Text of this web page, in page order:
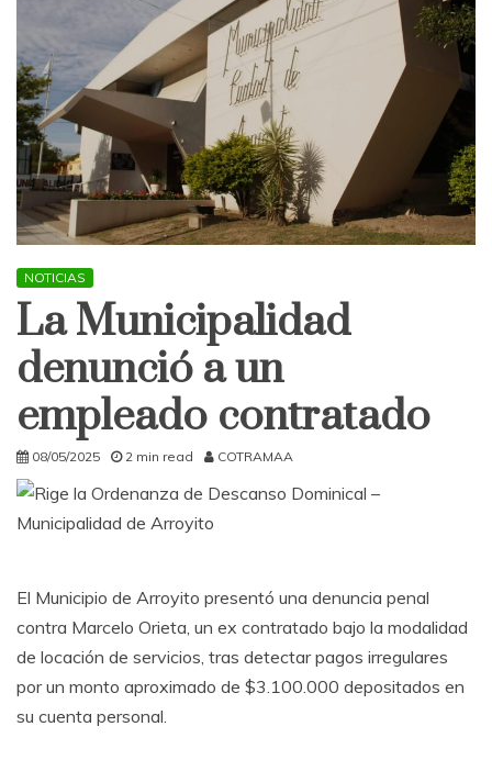
NOTICIAS
La Municipalidad
denunció a un
empleado contratado
08/05/2025 2 min read COTRAMAA
El Municipio de Arroyito presentó una denuncia penal
contra Marcelo Orieta, un ex contratado bajo la modalidad
de locación de servicios, tras detectar pagos irregulares
por un monto aproximado de $3.100.000 depositados en
su cuenta personal.